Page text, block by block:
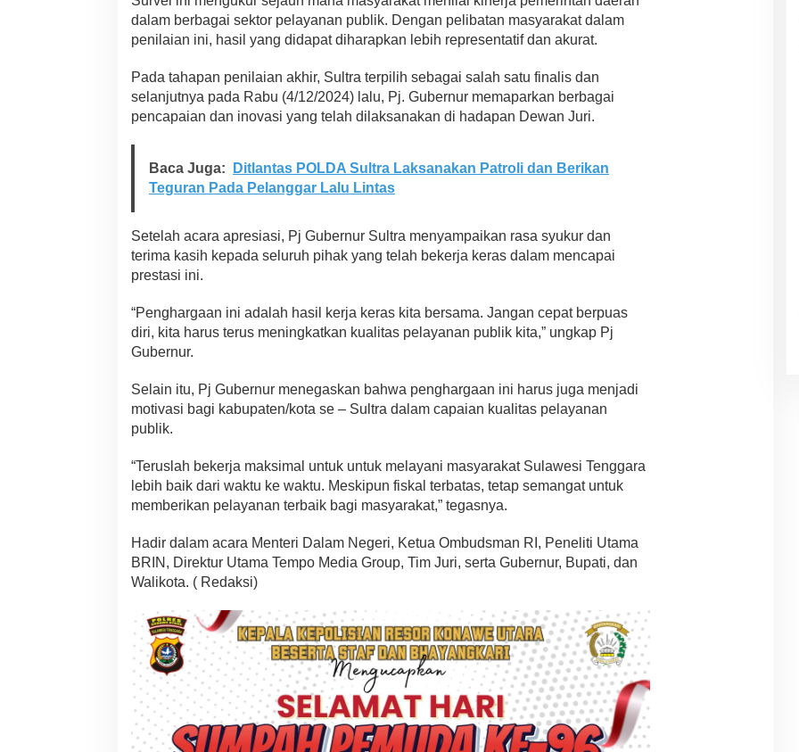
o
d
T
r
a
u
i
,
g
h
a
a
n
B
u
a
n
a
n
g
K
a
e
dalam berbagai sektor pelayanan publik. Dengan pelibatan masyarakat dalam
penilaian ini, hasil yang didapat diharapkan lebih representatif dan akurat.
Pada tahapan penilaian akhir, Sultra terpilih sebagai salah satu finalis dan
selanjutnya pada Rabu (4/12/2024) lalu, Pj. Gubernur memaparkan berbagai
pencapaian dan inovasi yang telah dilaksanakan di hadapan Dewan Juri.
Baca Juga:
Ditlantas POLDA Sultra Laksanakan Patroli dan Berikan
Teguran Pada Pelanggar Lalu Lintas
Setelah acara apresiasi, Pj Gubernur Sultra menyampaikan rasa syukur dan
terima kasih kepada seluruh pihak yang telah bekerja keras dalam mencapai
prestasi ini.
“Penghargaan ini adalah hasil kerja keras kita bersama. Jangan cepat berpuas
diri, kita harus terus meningkatkan kualitas pelayanan publik kita,” ungkap Pj
Gubernur.
Selain itu, Pj Gubernur menegaskan bahwa penghargaan ini harus juga menjadi
motivasi bagi kabupaten/kota se – Sultra dalam capaian kualitas pelayanan
publik.
“Teruslah bekerja maksimal untuk untuk melayani masyarakat Sulawesi Tenggara
lebih baik dari waktu ke waktu. Meskipun fiskal terbatas, tetap semangat untuk
memberikan pelayanan terbaik bagi masyarakat,” tegasnya.
Hadir dalam acara Menteri Dalam Negeri, Ketua Ombudsman RI, Peneliti Utama
BRIN, Direktur Utama Tempo Media Group, Tim Juri, serta Gubernur, Bupati, dan
Walikota. ( Redaksi)